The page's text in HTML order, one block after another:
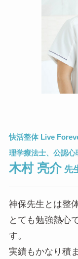
快活整体 Live
理学療法士、公認心
木村 亮介先
神保先生とは整
とても勉強熱心
す。
実績もかなり積